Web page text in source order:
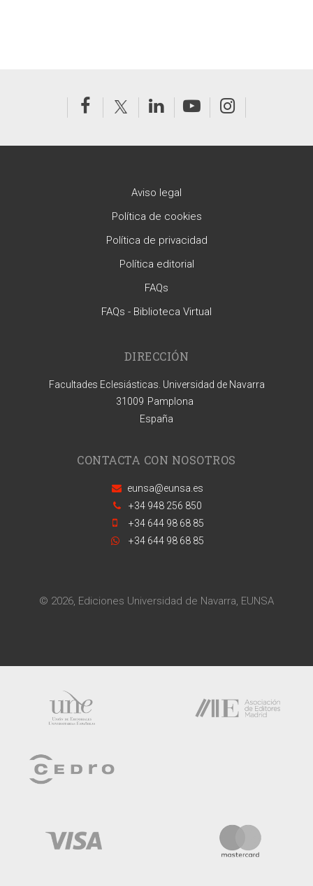
Aviso legal
Política de cookies
Política de privacidad
Política editorial
FAQs
FAQs - Biblioteca Virtual
DIRECCIÓN
Facultades Eclesiásticas. Universidad de Navarra
31009 Pamplona
España
CONTACTA CON NOSOTROS
eunsa@eunsa.es
+34 948 256 850
+34 644 98 68 85
+34 644 98 68 85
© 2026, Ediciones Universidad de Navarra, EUNSA